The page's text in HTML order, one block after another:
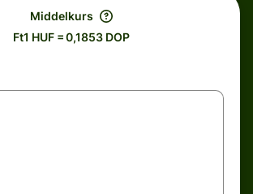
Middelkurs
Ft1 HUF = 0,1853 DOP